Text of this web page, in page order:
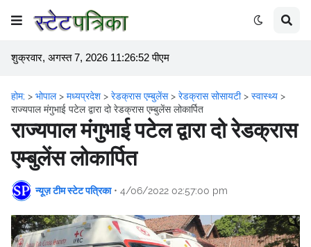
शुक्रवार, अगस्त 7, 2026 11:26:52 पीएम
होम; > भोपाल> मध्यप्रदेश> रेडक्रास एम्बुलेंस> रेडक्रास सोसायटी> स्वास्थ्य >
राज्यपाल मंगुभाई पटेल द्वारा दो रेडक्रास एम्बुलेंस लोकार्पित
राज्यपाल मंगुभाई पटेल द्वारा दो रेडक्रास
एम्बुलेंस लोकार्पित
न्यूज़ टीम स्टेट पत्रिका • 4/06/2022 02:57:00 pm